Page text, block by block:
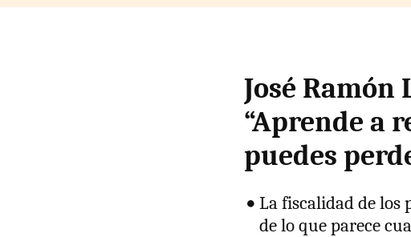
José Ramón
“Aprende a
puedes
La fiscalidad de los
de lo que parece